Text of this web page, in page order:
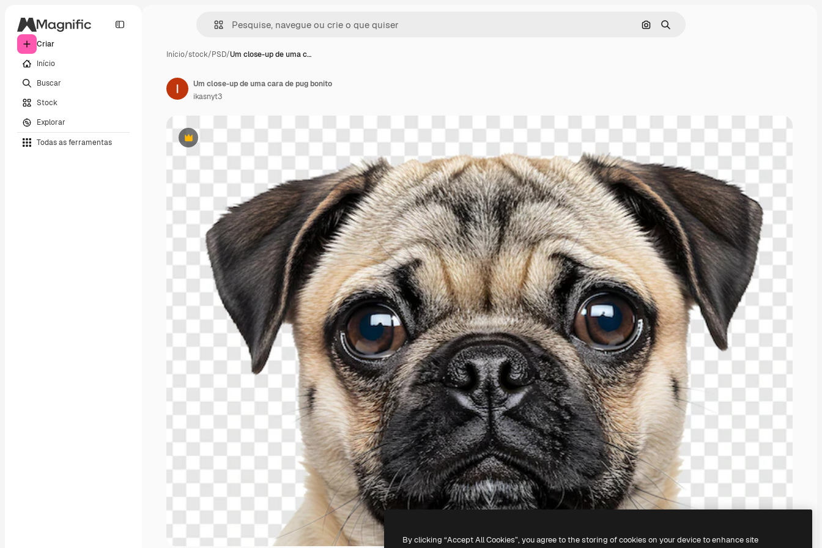
Criar
Início
Buscar
Stock
Explorar
Todas as ferramentas
Pesquisar por imagem
Buscar
Início/stock/PSD/Um close-up de uma c…
Premium
Um close-up de uma cara de pug bonito
ikasnyt3
By clicking “Accept All Cookies”, you agree to the storing of cookies on your device to enhance site